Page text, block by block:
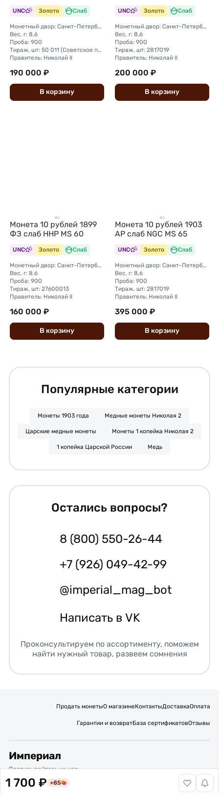
1 700 ₽ +85
UNC Золото Слаб
Монетный двор: Санкт-Петербургский монетный двор
Вес, г: 8,6
Проба: 900
Тираж, шт: 50 011 (Советское правительство с декабря 1925 г. по март 1926 г. отчеканило 2 011 000 10-ти рублевого достоинства царского образца, предположительно штемпелями 1911 г.)
Правитель: Николай II
190 000 ₽
В корзину
UNC Золото Слаб
Монетный двор: Санкт-Петербургский монетный двор
Вес, г: 8,6
Проба: 900
Тираж, шт: 2817019
Правитель: Николай II
200 000 ₽
В корзину
Монета 10 рублей 1899
ФЗ слаб ННР MS 60
UNC Золото Слаб
Монетный двор: Санкт-Петербургский монетный двор
Вес, г: 8,6
Проба: 900
Тираж, шт: 27600013
Правитель: Николай II
160 000 ₽
В корзину
Монета 10 рублей 1903
АР слаб NGC MS 65
UNC Золото Слаб
Монетный двор: Санкт-Петербургский монетный двор
Вес, г: 8,6
Проба: 900
Тираж, шт: 2817019
Правитель: Николай II
395 000 ₽
В корзину
Популярные категории
Монеты 1903 года Медные монеты Николая 2
Царские медные монеты Монеты 1 копейка Николая 2
1 копейка Царской России Медь
Остались вопросы?
8 (800) 550-26-44
+7 (926) 049-42-99
@imperial_mag_bot
Написать в VK
Проконсультируем по ассортименту, поможем
найти нужный товар, развеем сомнения
Продать монетыО магазинеКонтактыДоставкаОплата
Гарантии и возвратБаза сертификатовОтзывы
Империал
Подписывайтесь на нас:
Вакансии